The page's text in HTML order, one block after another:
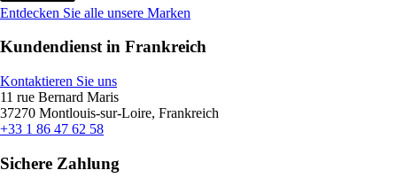
Entdecken Sie alle unsere Marken
Kundendienst in Frankreich
Kontaktieren Sie uns
11 rue Bernard Maris
37270 Montlouis-sur-Loire, Frankreich
+33 1 86 47 62 58
Sichere Zahlung